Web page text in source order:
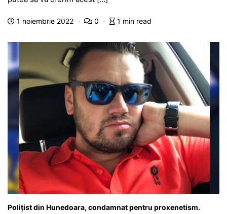
b
o
o
k
A
p
p
e
g
er
a
m
a
e
a
ă
1 noiembrie 2022 0 1 min read
Polițist din Hunedoara, condamnat pentru proxenetism.